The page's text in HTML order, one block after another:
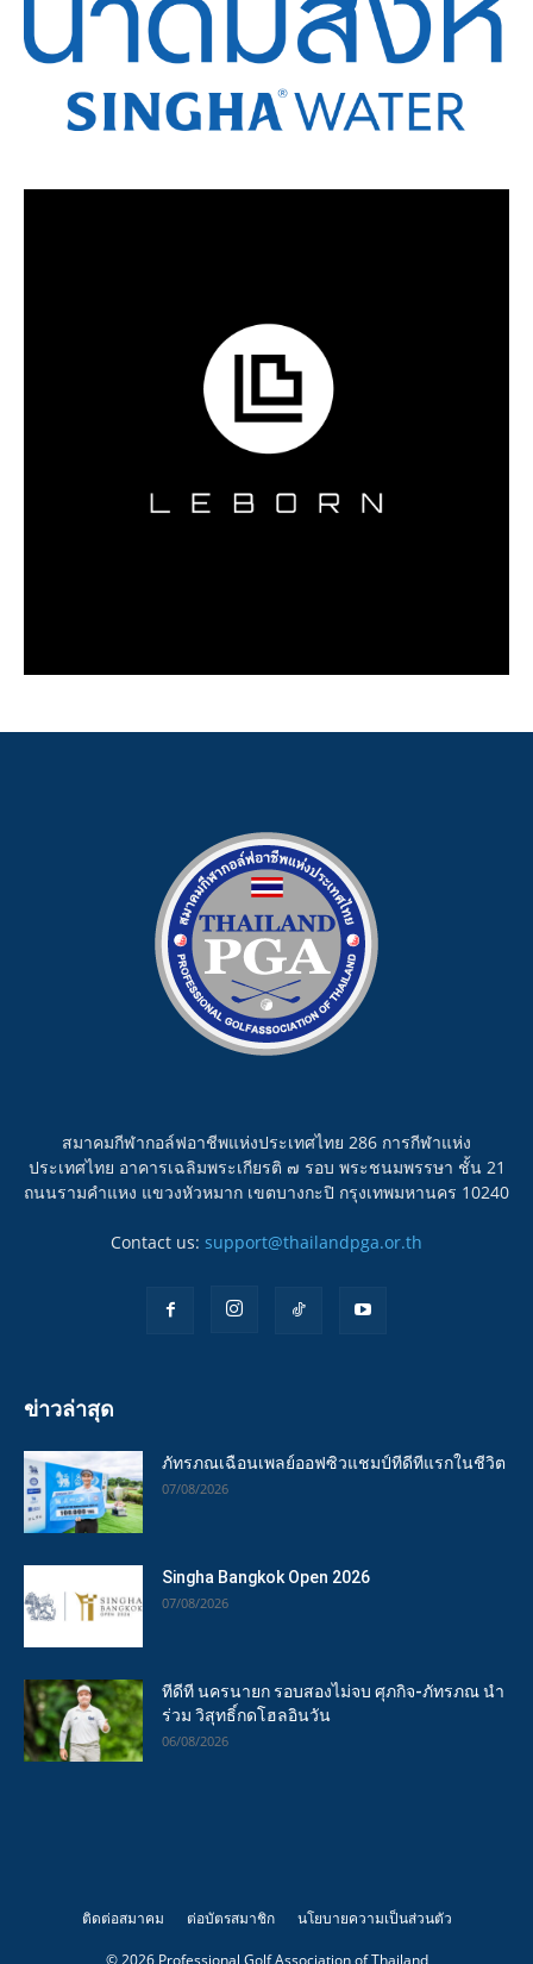
สมาคมกีฬากอล์ฟอาชีพแห่งประเทศไทย 286 การกีฬาแห่ง
ประเทศไทย อาคารเฉลิมพระเกียรติ ๗ รอบ พระชนมพรรษา ชั้น 21
ถนนรามคำแหง แขวงหัวหมาก เขตบางกะปิ กรุงเทพมหานคร 10240
Contact us: support@thailandpga.or.th
ข่าวล่าสุด
ภัทรภณเฉือนเพลย์ออฟซิวแชมป์ทีดีทีแรกในชีวิต
07/08/2026
Singha Bangkok Open 2026
07/08/2026
ทีดีที นครนายก รอบสองไม่จบ ศุภกิจ-ภัทรภณ นำ
ร่วม วิสุทธิ์กดโฮลอินวัน
06/08/2026
ติดต่อสมาคม ต่อบัตรสมาชิก นโยบายความเป็นส่วนตัว
© 2026 Professional Golf Association of Thailand